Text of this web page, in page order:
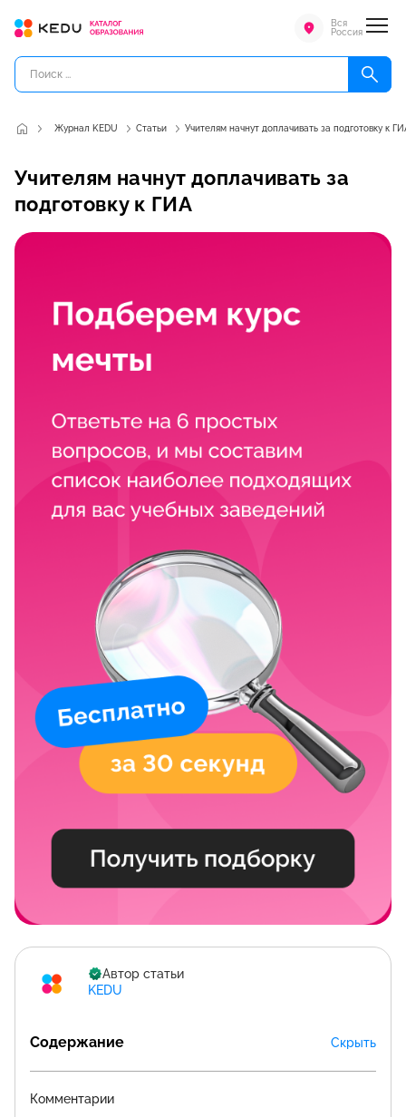
Вся
Россия
Журнал KEDU Статьи Учителям начнут доплачивать за подготовку к
Учителям начнут доплачивать за
подготовку к ГИА
Автор статьи
KEDU
Содержание Скрыть
Комментарии